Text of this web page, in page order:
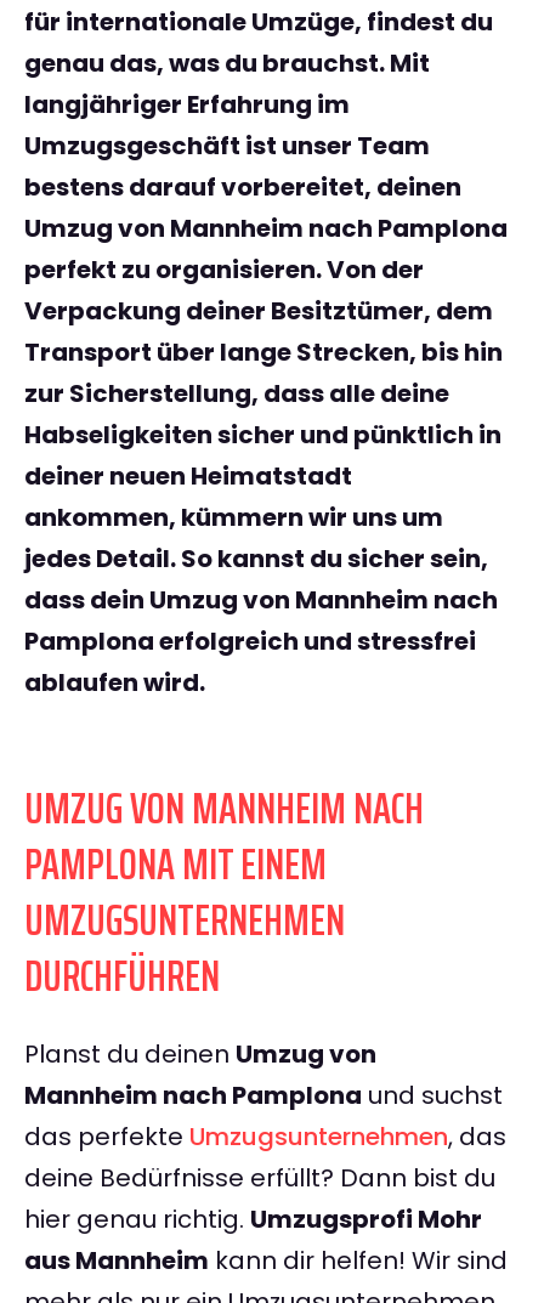
für internationale Umzüge, findest du
genau das, was du brauchst. Mit
langjähriger Erfahrung im
Umzugsgeschäft ist unser Team
bestens darauf vorbereitet, deinen
Umzug von Mannheim nach Pamplona
perfekt zu organisieren. Von der
Verpackung deiner Besitztümer, dem
Transport über lange Strecken, bis hin
zur Sicherstellung, dass alle deine
Habseligkeiten sicher und pünktlich in
deiner neuen Heimatstadt
ankommen, kümmern wir uns um
jedes Detail. So kannst du sicher sein,
dass dein Umzug von Mannheim nach
Pamplona erfolgreich und stressfrei
ablaufen wird.
UMZUG VON MANNHEIM NACH
PAMPLONA MIT EINEM
UMZUGSUNTERNEHMEN
DURCHFÜHREN
Planst du deinen Umzug von
Mannheim nach Pamplona und suchst
das perfekte Umzugsunternehmen, das
deine Bedürfnisse erfüllt? Dann bist du
hier genau richtig. Umzugsprofi Mohr
aus Mannheim kann dir helfen! Wir sind